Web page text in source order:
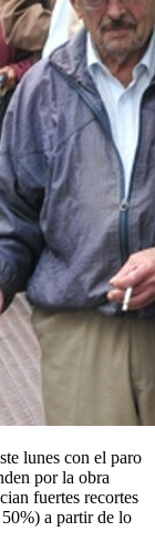
lunes con el paro
por la obra
fuertes recortes
50%) a partir de lo